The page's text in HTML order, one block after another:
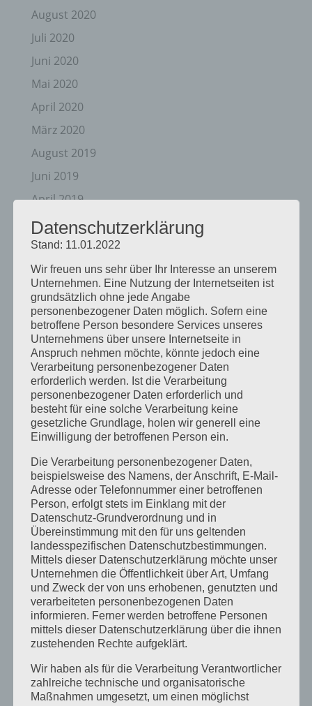
August 2020
Juli 2020
Juni 2020
Mai 2020
April 2020
März 2020
August 2019
Juni 2019
April 2019
November 2018
Oktober 2018
August 2018
Juli 2018
Mai 2018
April 2018
August 2017
Juli 2017
Juni 2017
August 2016
November 2015
September 2015
August 2015
Juli 2015
Mai 2015
April 2015
August 2014
Juli 2014
Januar 2014
Datenschutzerklärung
Stand: 11.01.2022
Wir freuen uns sehr über Ihr Interesse an unserem
Unternehmen. Eine Nutzung der Internetseiten ist
grundsätzlich ohne jede Angabe
personenbezogener Daten möglich. Sofern eine
betroffene Person besondere Services unseres
Unternehmens über unsere Internetseite in
Anspruch nehmen möchte, könnte jedoch eine
Verarbeitung personenbezogener Daten
erforderlich werden. Ist die Verarbeitung
personenbezogener Daten erforderlich und
besteht für eine solche Verarbeitung keine
gesetzliche Grundlage, holen wir generell eine
Einwilligung der betroffenen Person ein.
Die Verarbeitung personenbezogener Daten,
beispielsweise des Namens, der Anschrift, E-Mail-
Adresse oder Telefonnummer einer betroffenen
Person, erfolgt stets im Einklang mit der
Datenschutz-Grundverordnung und in
Übereinstimmung mit den für uns geltenden
landesspezifischen Datenschutzbestimmungen.
Mittels dieser Datenschutzerklärung möchte unser
Unternehmen die Öffentlichkeit über Art, Umfang
und Zweck der von uns erhobenen, genutzten und
verarbeiteten personenbezogenen Daten
informieren. Ferner werden betroffene Personen
mittels dieser Datenschutzerklärung über die ihnen
zustehenden Rechte aufgeklärt.
Wir haben als für die Verarbeitung Verantwortlicher
zahlreiche technische und organisatorische
Maßnahmen umgesetzt, um einen möglichst